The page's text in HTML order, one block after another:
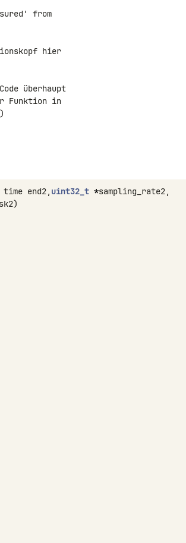
from
hier
überhaupt
Funktion in
time end2, uint32_t *sampling_rate2,
)